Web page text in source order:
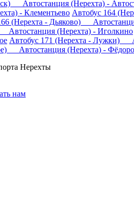
Автостанция (Нерехта) -
- Клементьево Автобус 164
(Нерехта - Дьяково)
(Нерехта) - Иголкино
Автобус 171 (Нерехта - Лужки)
Автостанция (Нерехта) -
Нерехты
нам